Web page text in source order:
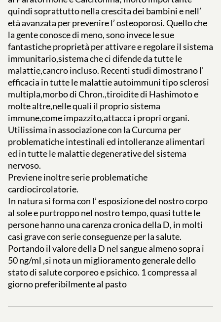
quindi soprattutto nella crescita dei bambini e nell’
età avanzata per prevenire l’ osteoporosi. Quello che
la gente conosce di meno, sono invece le sue
fantastiche proprietà per attivare e regolare il sistema
immunitario,sistema che ci difende da tutte le
malattie,cancro incluso. Recenti studi dimostrano l’
efficacia in tutte le malattie autoimmuni tipo sclerosi
multipla,morbo di Chron.,tiroidite di Hashimoto e
molte altre,nelle quali il proprio sistema
immune,come impazzito,attacca i propri organi.
Utilissima in associazione con la Curcuma per
problematiche intestinali ed intolleranze alimentari
ed in tutte le malattie degenerative del sistema
nervoso.
Previene inoltre serie problematiche
cardiocircolatorie.
In natura si forma con l’ esposizione del nostro corpo
al sole e purtroppo nel nostro tempo, quasi tutte le
persone hanno una carenza cronica della D, in molti
casi grave con serie conseguenze per la salute.
Portando il valore della D nel sangue almeno sopra i
50 ng/ml ,si nota un miglioramento generale dello
stato di salute corporeo e psichico. 1 compressa al
giorno preferibilmente al pasto